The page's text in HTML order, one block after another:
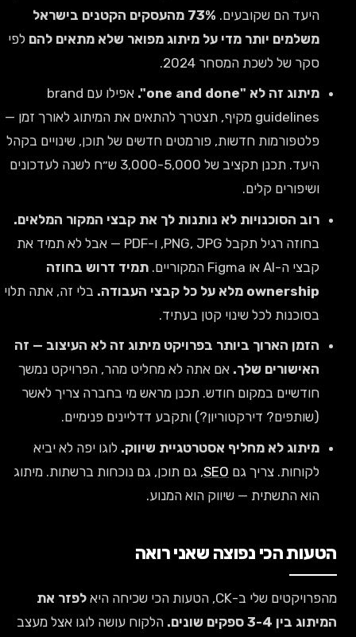
היעד הם שקובעים.
73% מהעסקים הקטנים בישראל
משלמים יותר מדי על מיתוג מפואר שלא מתאים להםלפי
סקר של לשכת המסחר 2024.
מיתוג זה לא "one and done".
אפילו עם brand
guidelines מקיף, תצטרך להתאים את המיתוג לאורך זמן —
פלטפורמות חדשות, פורמטים חדשים של תוכן, שינויים בקהל
היעד. תכנן תקציב של 3,000-5,000 ש״ח לשנה לעדכונים
ושיפורים קלים.
רוב הסוכנויות לא נותנות לך את קבצי המקור המלאים.
בחוזה רגיל תקבל PNG, JPG, ו-PDF — אבל לא תמיד את
קבצי ה-AI או Figma המקוריים.
תמיד דרוש בחוזה
ownership מלא על כל קבצי העבודה.
בלי זה, אתה תלוי
בסוכנות לכל שינוי קטן בעתיד.
הזמן הארוך ביותר בפרויקט מיתוג זה לא העיצוב — זה
האישורים שלך.אם אתה לא מחליט מהר, הפרויקט נמשך
חודשיים במקום חודש. תכנן מראש מי בחברה צריך לאשר
(שותפים? דירקטוריון?) ותקבע דדליינים פנימיים.
מיתוג לא מחליף אסטרטגיית שיווק.לוגו יפה לא יביא
לקוחות. צריך גםSEO, גם תוכן, גם נוכחות ברשתות. מיתוג
הוא התשתית — שיווק הוא המנוע.
הטעות הכי נפוצה שאני רואה
מהפרויקטים שלי ב-CK, הטעות הכי שכיחה היא
לפזר את
המיתוג בין 3-4 ספקים שונים.
הלקוח עושה לוגו אצל מעצב